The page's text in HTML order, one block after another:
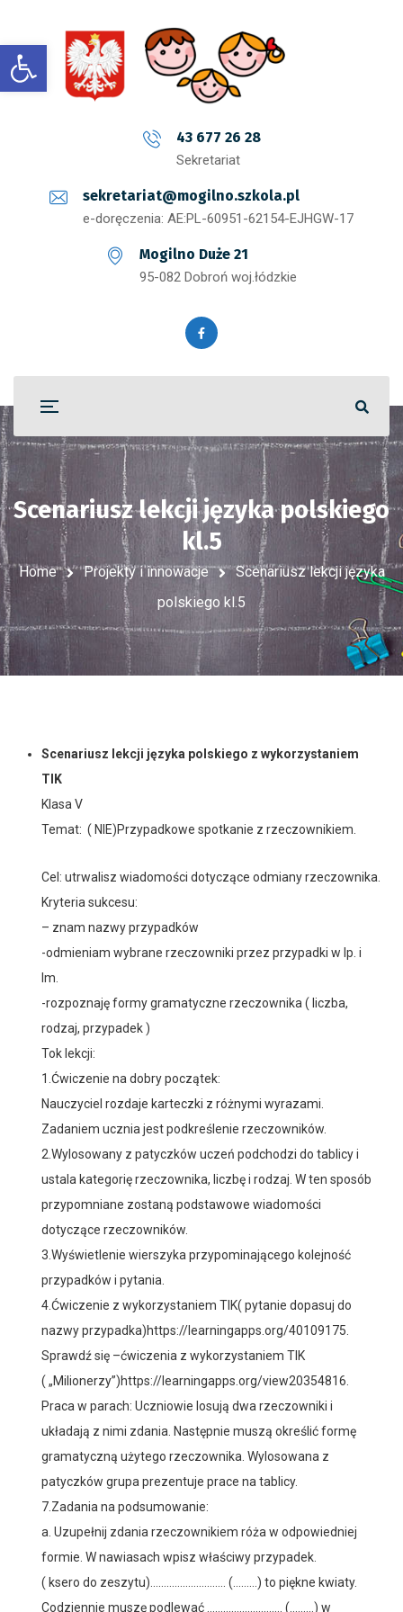
Open toolbar
43 677 26 28
Sekretariat
sekretariat@mogilno.szkola.pl
e-doręczenia: AE:PL-60951-62154-EJHGW-17
Mogilno Duże 21
95-082 Dobroń woj.łódzkie
Scenariusz lekcji języka polskiego
kl.5
Home Projekty i innowacje
Scenariusz lekcji języka
polskiego kl.5
Scenariusz lekcji języka polskiego z wykorzystaniem
TIK
Klasa V
Temat: ( NIE)Przypadkowe spotkanie z rzeczownikiem.
Cel: utrwalisz wiadomości dotyczące odmiany rzeczownika.
Kryteria sukcesu:
– znam nazwy przypadków
-odmieniam wybrane rzeczowniki przez przypadki w lp. i
lm.
-rozpoznaję formy gramatyczne rzeczownika ( liczba,
rodzaj, przypadek )
Tok lekcji:
1.Ćwiczenie na dobry początek:
Nauczyciel rozdaje karteczki z różnymi wyrazami.
Zadaniem ucznia jest podkreślenie rzeczowników.
2.Wylosowany z patyczków uczeń podchodzi do tablicy i
ustala kategorię rzeczownika, liczbę i rodzaj. W ten sposób
przypomniane zostaną podstawowe wiadomości
dotyczące rzeczowników.
3.Wyświetlenie wierszyka przypominającego kolejność
przypadków i pytania.
4.Ćwiczenie z wykorzystaniem TIK( pytanie dopasuj do
nazwy przypadka)https://learningapps.org/40109175.
Sprawdź się –ćwiczenia z wykorzystaniem TIK
( „Milionerzy”)https://learningapps.org/view20354816.
Praca w parach: Uczniowie losują dwa rzeczowniki i
układają z nimi zdania. Następnie muszą określić formę
gramatyczną użytego rzeczownika. Wylosowana z
patyczków grupa prezentuje prace na tablicy.
7.Zadania na podsumowanie:
a. Uzupełnij zdania rzeczownikiem róża w odpowiedniej
formie. W nawiasach wpisz właściwy przypadek.
( ksero do zeszytu)………………………. (………) to piękne kwiaty.
Codziennie muszę podlewać ………………………. (………) w